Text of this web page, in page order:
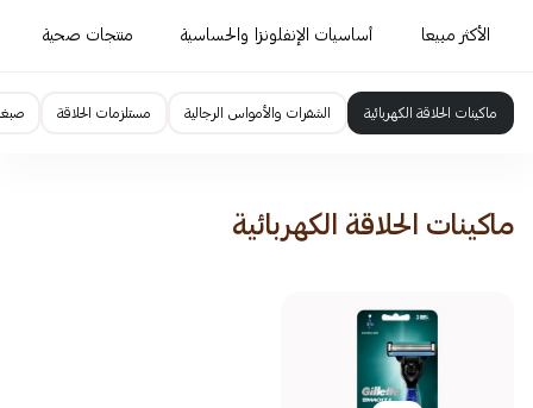
الأكثر مبيعا أساسيات الإنفلونزا والحساسية منتجات صحية
ماكينات الحلاقة الكهربائية الشفرات والأمواس الرجالية مستلزمات الحلاقة
ماكينات الحلاقة الكهربائية